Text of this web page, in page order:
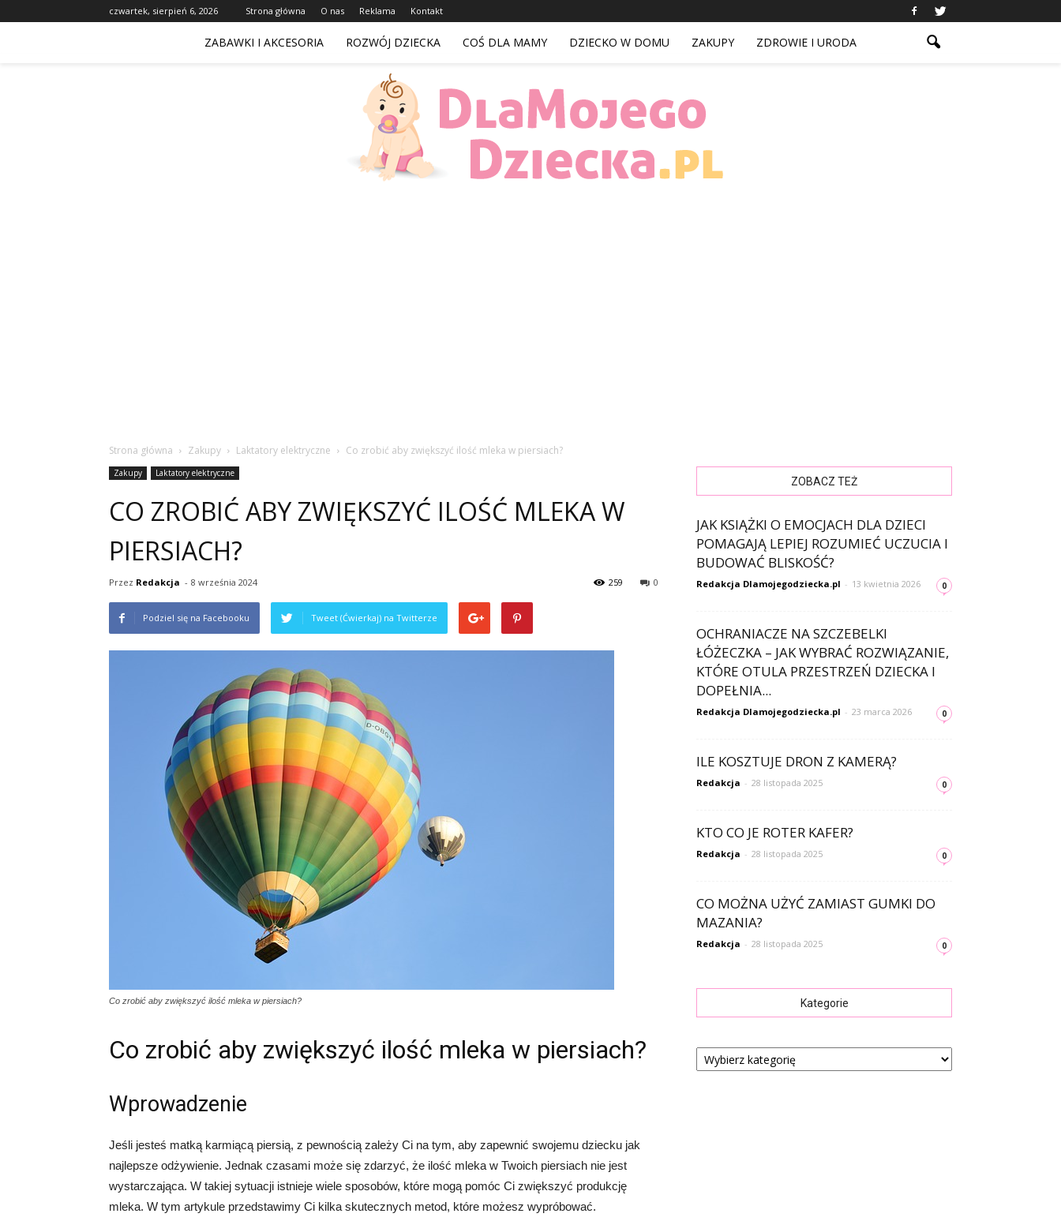
czwartek, sierpień 6, 2026 Strona główna O nas Reklama Kontakt
ZABAWKI I AKCESORIA ROZWÓJ DZIECKA COŚ DLA MAMY DZIECKO W DOMU ZAKUPY ZDROWIE I URODA
Strona główna Zakupy Laktatory elektryczne Co zrobić aby zwiększyć ilość mleka w piersiach?
Zakupy Laktatory elektryczne
CO ZROBIĆ ABY ZWIĘKSZYĆ ILOŚĆ MLEKA W
PIERSIACH?
Przez Redakcja - 8 września 2024 0
259
Podziel się na Facebooku Tweet (Ćwierkaj) na Twitterze
Co zrobić aby zwiększyć ilość mleka w piersiach?
Co zrobić aby zwiększyć ilość mleka w piersiach?
Wprowadzenie
Jeśli jesteś matką karmiącą piersią, z pewnością zależy Ci na tym, aby zapewnić swojemu dziecku jak
najlepsze odżywienie. Jednak czasami może się zdarzyć, że ilość mleka w Twoich piersiach nie jest
wystarczająca. W takiej sytuacji istnieje wiele sposobów, które mogą pomóc Ci zwiększyć produkcję
mleka. W tym artykule przedstawimy Ci kilka skutecznych metod, które możesz wypróbować.
ZOBACZ TEŻ
JAK KSIĄŻKI O EMOCJACH DLA DZIECI
POMAGAJĄ LEPIEJ ROZUMIEĆ UCZUCIA I
BUDOWAĆ BLISKOŚĆ?
Redakcja Dlamojegodziecka.pl - 13 kwietnia 2026 0
OCHRANIACZE NA SZCZEBELKI
ŁÓŻECZKA – JAK WYBRAĆ ROZWIĄZANIE,
KTÓRE OTULA PRZESTRZEŃ DZIECKA I
DOPEŁNIA...
Redakcja Dlamojegodziecka.pl - 23 marca 2026 0
ILE KOSZTUJE DRON Z KAMERĄ?
Redakcja - 28 listopada 2025 0
KTO CO JE ROTER KAFER?
Redakcja - 28 listopada 2025 0
CO MOŻNA UŻYĆ ZAMIAST GUMKI DO
MAZANIA?
Redakcja - 28 listopada 2025 0
Kategorie
Kategorie